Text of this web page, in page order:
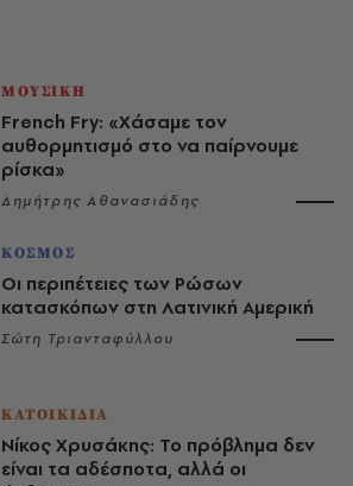
ΜΟΥΣΙΚΗ
French Fry: «Χάσαμε τον
αυθορμητισμό στο να παίρνουμε
ρίσκα»
Δημήτρης Αθανασιάδης
ΚΟΣΜΟΣ
Οι περιπέτειες των Ρώσων
κατασκόπων στη Λατινική Αμερική
Σώτη Τριανταφύλλου
ΚΑΤΟΙΚΙΔΙΑ
Νίκος Χρυσάκης: Το πρόβλημα δεν
είναι τα αδέσποτα, αλλά οι